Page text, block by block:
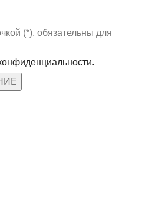
(*), обязательны для